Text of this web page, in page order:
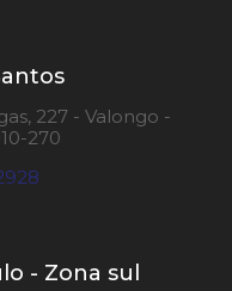
227 - Valongo -
270
- Zona sul